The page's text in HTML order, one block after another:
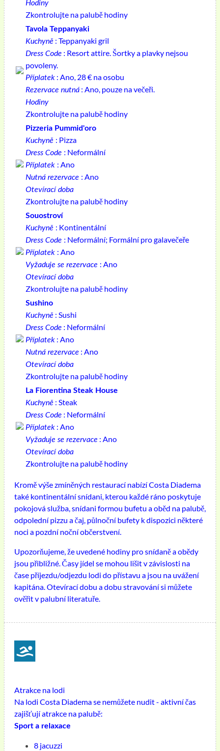
Hodiny
Zkontrolujte na palubě hodiny
Tavola Teppanyaki
Kuchyně : Teppanyaki gril
Dress Code : Resort attire. Šortky a plavky nejsou
povoleny.
Příplatek : Ano, 28 € na osobu
Rezervace nutná : Ano, pouze na večeři.
Hodiny
Zkontrolujte na palubě hodiny
Pizzeria Pummid'oro
Kuchyně : Pizza
Dress Code : Neformální
Příplatek : Ano
Nutná rezervace : Ano
Otevírací doba
Zkontrolujte na palubě hodiny
Souostroví
Kuchyně : Kontinentální
Dress Code : Neformální; Formální pro galavečeře
Příplatek : Ano
Vyžaduje se rezervace : Ano
Otevírací doba
Zkontrolujte na palubě hodiny
Sushino
Kuchyně : Sushi
Dress Code : Neformální
Příplatek : Ano
Nutná rezervace : Ano
Otevírací doba
Zkontrolujte na palubě hodiny
La Fiorentina Steak House
Kuchyně : Steak
Dress Code : Neformální
Příplatek : Ano
Vyžaduje se rezervace : Ano
Otevírací doba
Zkontrolujte na palubě hodiny
Kromě výše zmíněných restaurací nabízí Costa Diadema
také kontinentální snídani, kterou každé ráno poskytuje
pokojová služba, snídani formou bufetu a oběd na palubě,
odpolední pizzu a čaj, půlnoční bufety k dispozici některé
noci a pozdní noční občerstvení.
Upozorňujeme, že uvedené hodiny pro snídaně a obědy
jsou přibližné. Časy jídel se mohou lišit v závislosti na
čase příjezdu/odjezdu lodi do přístavu a jsou na uvážení
kapitána. Otevírací dobu a dobu stravování si můžete
ověřit v palubní literatuře.
Atrakce na lodi
Na lodi Costa Diadema se nemůžete nudit - aktivní čas
zajišťují atrakce na palubě:
Sport a relaxace
8 jacuzzi